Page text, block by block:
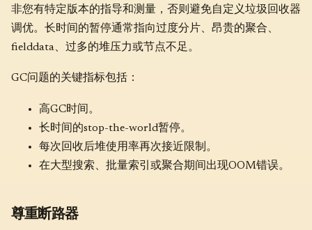
非您有特定版本的指导和测量，否则避免自定义垃圾回收器
调优。长时间的暂停通常指向过度分片、昂贵的聚合、
fielddata、过多的堆压力或节点不足。
GC问题的关键指标包括：
高GC时间。
长时间的stop-the-world暂停。
每次回收后堆使用率再次接近限制。
在大型搜索、批量索引或聚合期间出现OOM错误。
尊重断路器